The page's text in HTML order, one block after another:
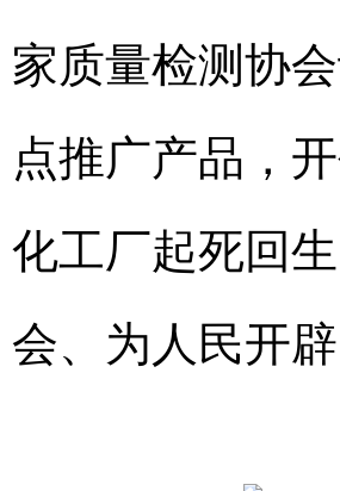
家质量检测协
点推广产品，
化工厂起死回
会、为人民开